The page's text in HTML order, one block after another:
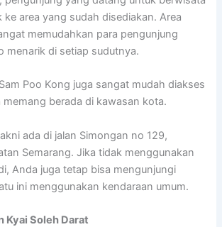
ke area yang sudah disediakan. Area
memudahkan para pengunjung
menarik di setiap sudutnya.
Poo Kong juga sangat mudah diakses
memang berada di kawasan kota.
ada di jalan Simongan no 129,
Semarang. Jika tidak menggunakan
Anda juga tetap bisa mengunjungi
ini menggunakan kendaraan umum.
Kyai Soleh Darat